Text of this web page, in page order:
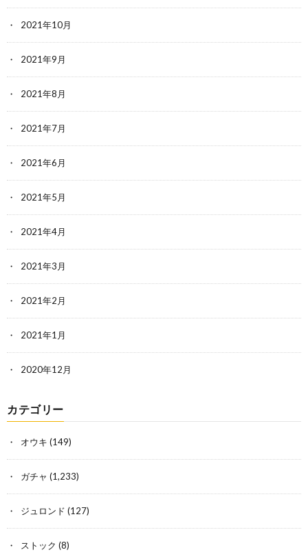
2021年10月
2021年9月
2021年8月
2021年7月
2021年6月
2021年5月
2021年4月
2021年3月
2021年2月
2021年1月
2020年12月
カテゴリー
オウキ (149)
ガチャ (1,233)
ジュロンド (127)
ストック (8)